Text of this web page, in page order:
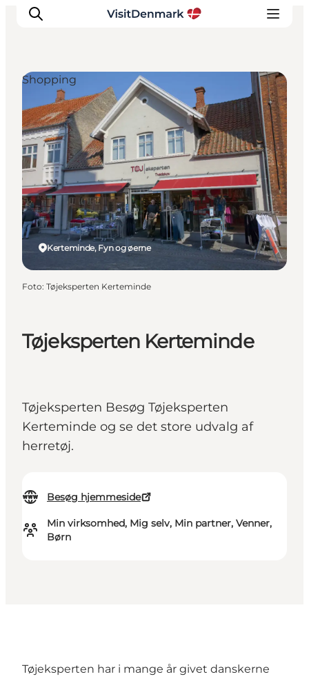
Inspiration
Destinationer
Oplevelser
Overnatning
Planlæg ferien
Tøjeksperten Kerteminde
Tøjeksperten Besøg Tøjeksperten
Kerteminde og se det store udvalg af
herretøj.
Besøg hjemmeside
Min virksomhed, Mig selv, Min partner, Venner,
Børn
Kerteminde, Fyn og øerne
Shopping
Foto: Tøjeksperten Kerteminde
Tøjeksperten har i mange år givet danskerne